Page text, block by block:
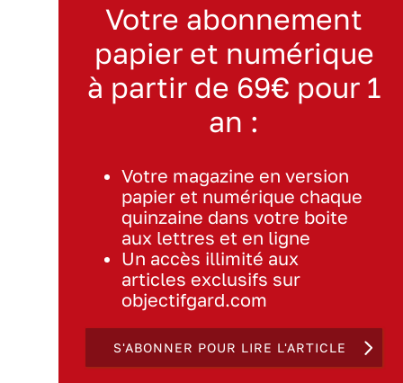
Votre abonnement
papier et numérique
à partir de 69€ pour 1
an :
Votre magazine en version
papier et numérique chaque
quinzaine dans votre boite
aux lettres et en ligne
Un accès illimité aux
articles exclusifs sur
objectifgard.com
S'ABONNER POUR LIRE L'ARTICLE